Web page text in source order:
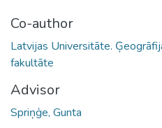
Co-author
Latvijas Universitāte.
fakultāte
Advisor
Spriņģe, Gunta